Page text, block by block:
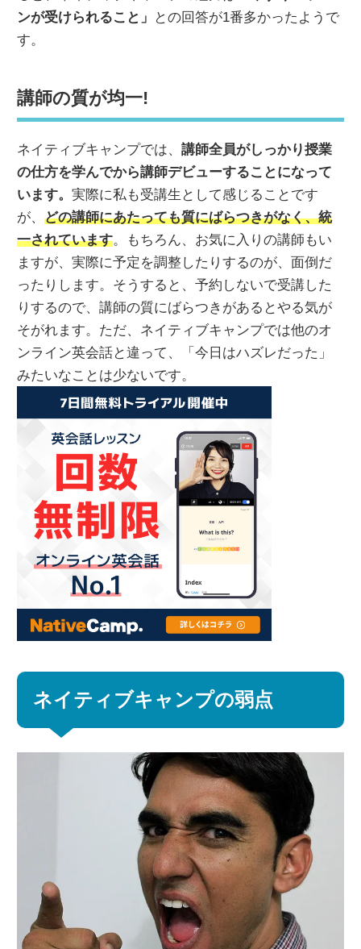
ンが受けられること 」
との回答が1番多かったようで
す。
講師の質が均一!
ネイティブキャンプでは、 講師全員がしっかり授業
の仕方を学んでから講師デビューすることになって
います。 実際に私も受講生として感じることです
が、 どの講師にあたっても質にばらつきがなく、統
一されています。もちろん、お気に入りの講師もい
ますが、実際に予定を調整したりするのが、面倒だ
ったりします。そうすると、予約しないで受講した
りするので、講師の質にばらつきがあるとやる気が
そがれます。ただ、ネイティブキャンプでは他のオ
ンライン英会話と違って、「今日はハズレだった」
みたいなことは少ないです。
ネイティブキャンプの弱点